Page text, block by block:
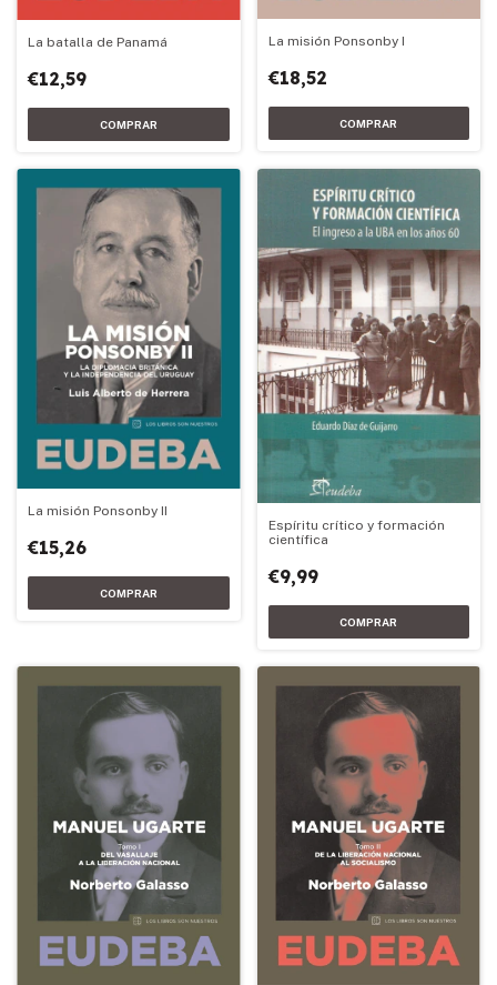
La batalla de Panamá
€12,59
La misión Ponsonby I
€18,52
La misión Ponsonby II
€15,26
Espíritu crítico y formación
científica
€9,99